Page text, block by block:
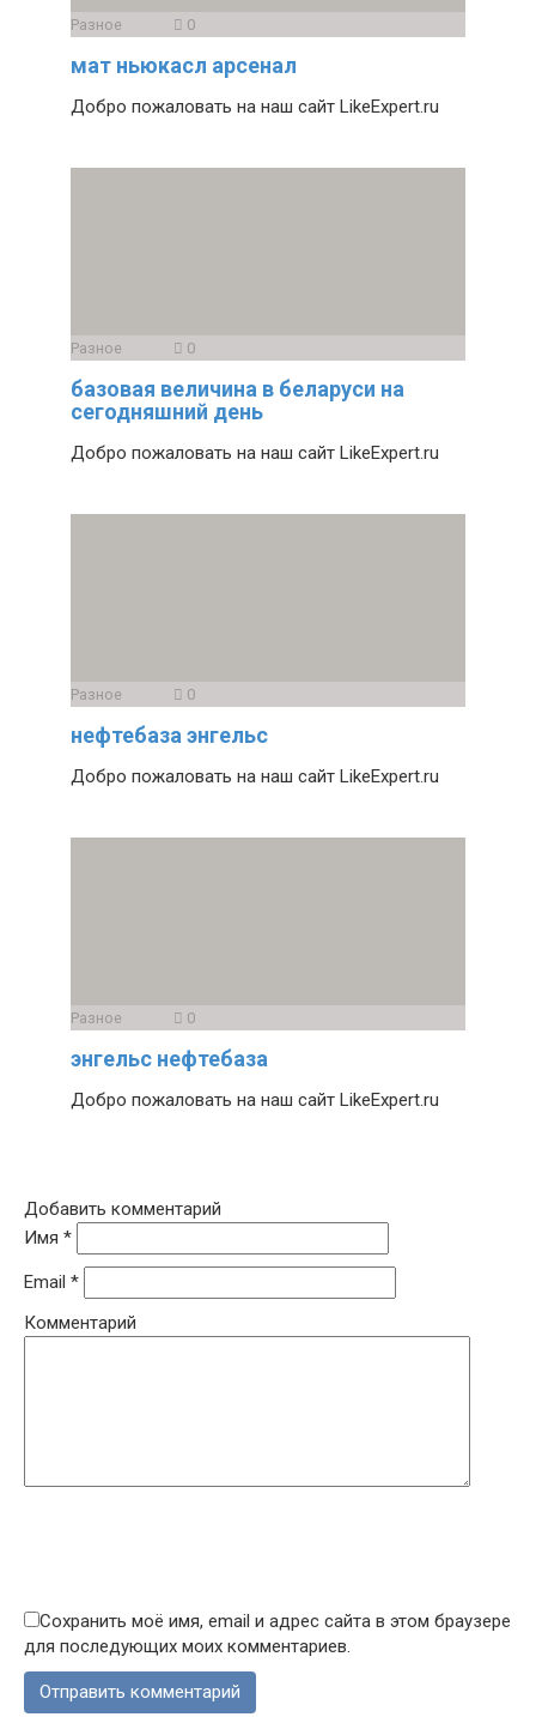
Разное 0
мат ньюкасл арсенал
Добро пожаловать на наш сайт LikeExpert.ru
Разное 0
базовая величина в беларуси на
сегодняшний день
Добро пожаловать на наш сайт LikeExpert.ru
Разное 0
нефтебаза энгельс
Добро пожаловать на наш сайт LikeExpert.ru
Разное 0
энгельс нефтебаза
Добро пожаловать на наш сайт LikeExpert.ru
Добавить комментарий
Имя *
Email *
Комментарий
Сохранить моё имя, email и адрес сайта в этом браузере
для последующих моих комментариев.